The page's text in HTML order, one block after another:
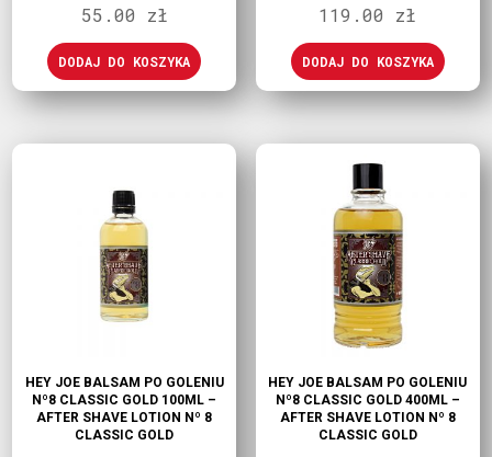
55.00 zł
DODAJ DO KOSZYKA
119.00 zł
DODAJ DO KOSZYKA
HEY JOE BALSAM PO GOLENIU
Nº8 CLASSIC GOLD 100ML –
AFTER SHAVE LOTION Nº 8
CLASSIC GOLD
HEY JOE BALSAM PO GOLENIU
Nº8 CLASSIC GOLD 400ML –
AFTER SHAVE LOTION Nº 8
CLASSIC GOLD